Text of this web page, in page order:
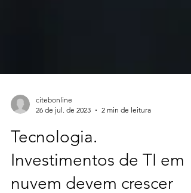
26 de jul. de 2023
Tecnologia.
Investimentos de TI em